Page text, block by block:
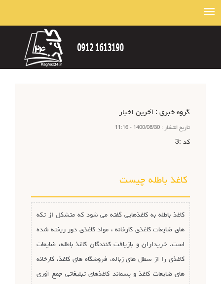
گروه خبري : آخرین اخبار
تاريخ انتشار : 1400/08/30 - 11:16
كد :3
کاغذ باطله چیست
کاغذ باطله به کاغذهایی گفته می شود که متشکل از تکه
های ضایعات کاغذی کارخانه ، مواد کاغذی دور ریخته شده
است. خریداران و بازیافت کنندگان کاغذ باطله، ضایعات
کاغذی را از سطل های زباله، فروشگاه های کاغذ، کارخانه
های ضایعات کاغذ و پسماند کاغذهای تبلیغاتی جمع آوری